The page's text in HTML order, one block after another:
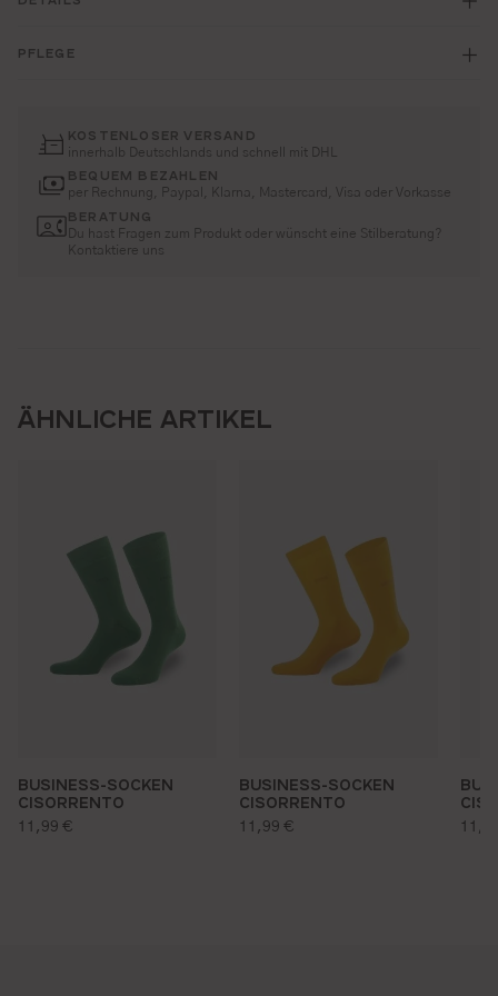
PFLEGE
KOSTENLOSER VERSAND
innerhalb Deutschlands und schnell mit DHL
BEQUEM BEZAHLEN
per Rechnung, Paypal, Klarna, Mastercard, Visa oder Vorkasse
BERATUNG
Du hast Fragen zum Produkt oder wünscht eine Stilberatung?
Kontaktiere uns
ÄHNLICHE ARTIKEL
BUSINESS-SOCKEN
CISORRENTO
regulärer preis:
11,99 €
BUSINESS-SOCKEN
CISORRENTO
regulärer preis:
11,99 €